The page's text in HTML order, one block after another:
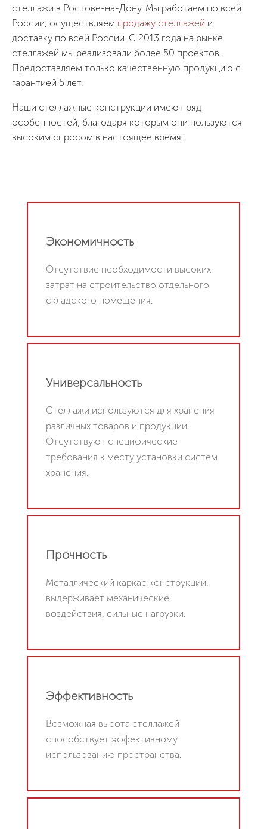
стеллажи в Ростове-на-Дону. Мы работаем по всей
России, осуществляем продажу стеллажей и
доставку по всей России. С 2013 года на рынке
стеллажей мы реализовали более 50 проектов.
Предоставляем только качественную продукцию с
гарантией 5 лет.
Наши стеллажные конструкции имеют ряд
особенностей, благодаря которым они пользуются
высоким спросом в настоящее время:
Экономичность
Отсутствие необходимости высоких
затрат на строительство отдельного
складского помещения.
Универсальность
Стеллажи используются для хранения
различных товаров и продукции.
Отсутствуют специфические
требования к месту установки систем
хранения.
Прочность
Металлический каркас конструкции,
выдерживает механические
воздействия, сильные нагрузки.
Эффективность
Возможная высота стеллажей
способствует эффективному
использованию пространства.